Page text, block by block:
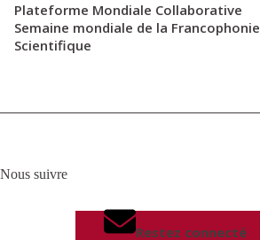
Plateforme Mondiale Collaborative
Semaine mondiale de la Francophonie
Scientifique
Nous suivre
Restez connecté